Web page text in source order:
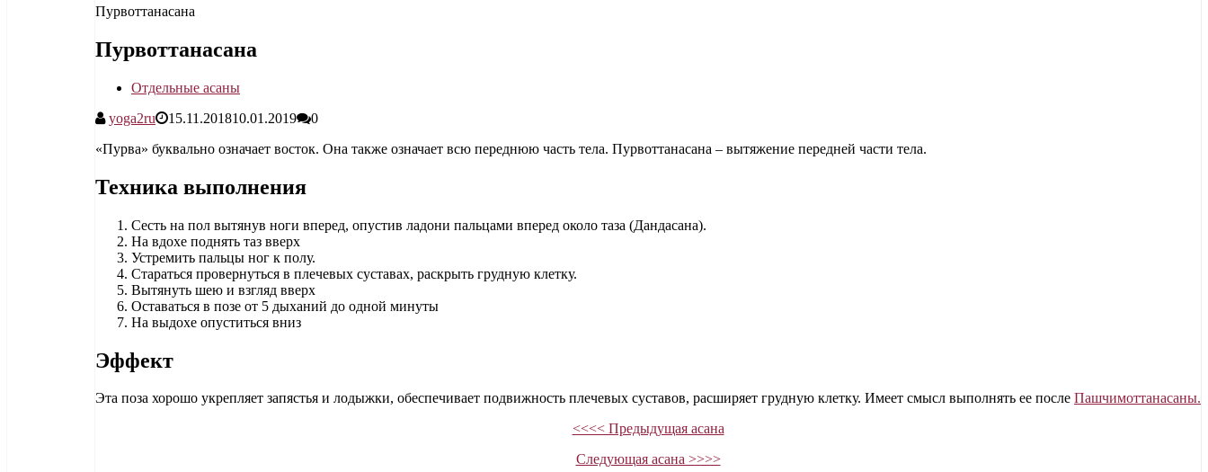
Пурвоттанасана
Пурвоттанасана
Отдельные асаны
yoga2ru
15.11.201810.01.2019
0
«Пурва» буквально означает восток. Она также означает всю переднюю часть тела. Пурвоттанасана – вытяжение передней части тела.
Техника выполнения
Сесть на пол вытянув ноги вперед, опустив ладони пальцами вперед около таза (Дандасана).
На вдохе поднять таз вверх
Устремить пальцы ног к полу.
Стараться провернуться в плечевых суставах, раскрыть грудную клетку.
Вытянуть шею и взгляд вверх
Оставаться в позе от 5 дыханий до одной минуты
На выдохе опуститься вниз
Эффект
Эта поза хорошо укрепляет запястья и лодыжки, обеспечивает подвижность плечевых суставов, расширяет грудную клетку. Имеет смысл выполнять ее после Пашчимоттанасаны.
<<<< Предыдущая асана
Следующая асана >>>>